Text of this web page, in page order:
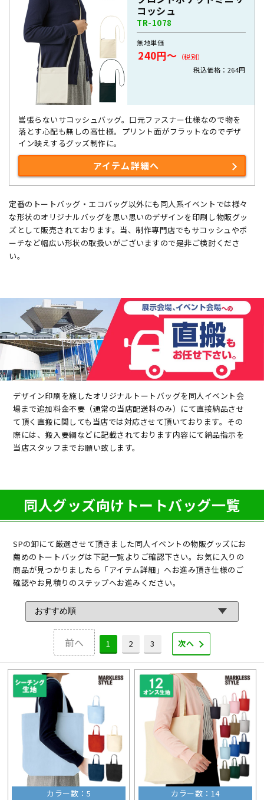
コッシュ
TR-1078
無地単価
240円～
（税別）
税込価格：264円
嵩張らないサコッシュバッグ。口元ファスナー仕様なので物を
落とす心配も無しの高仕様。プリント面がフラットなのでデザ
イン映えするグッズ制作に。
アイテム詳細へ
定番のトートバッグ・エコバッグ以外にも同人系イベントでは様々
な形状のオリジナルバッグを思い思いのデザインを印刷し物販グッ
ズとして販売されております。当、制作専門店でもサコッシュやポ
ーチなど幅広い形状の取扱いがございますので是非ご検討くださ
い。
デザイン印刷を施したオリジナルトートバッグを同人イベント会
場まで追加料金不要（通常の当店配送料のみ）にて直接納品させ
て頂く直搬に関しても当店では対応させて頂いております。その
際には、搬入要綱などに記載されております内容にて納品指示を
当店スタッフまでお願い致します。
同人グッズ向けトートバッグ一覧
SPの卸にて厳選させて頂きました同人イベントの物販グッズにお
薦めのトートバッグは下記一覧よりご確認下さい。お気に入りの
商品が見つかりましたら「アイテム詳細」へお進み頂き仕様のご
確認やお見積りのステップへお進みください。
前へ 1 2 3 次へ
カラー数：5
カラー数：14